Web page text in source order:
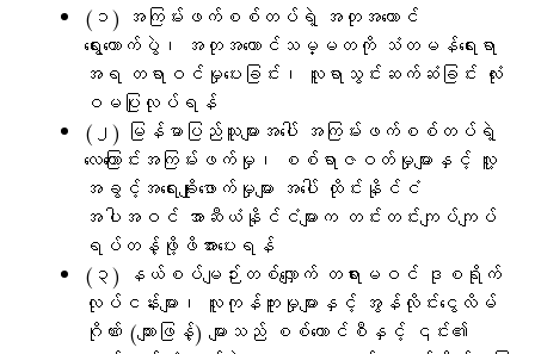
(၁) အကြမ်းဖက်စစ်တပ်ရဲ့ အတုအယောင်
ရွေးကောက်ပွဲ၊ အတုအယောင်သမ္မတကို သံတမန်ရေးရာ
အရ တရာဝင်မှုပေးခြင်း၊ လူရာသွင်းဆက်ဆံခြင်း လုံး
ဝမပြုလုပ်ရန်
(၂) မြန်မာပြည်သူများအပေါ် အကြမ်းဖက်စစ်တပ်ရဲ့
လေကြောင်းအကြမ်းဖက်မှု၊ စစ်ရာဇဝတ်မှုများနှင့် လူ့
အခွင့်အရေးချိုးဖောက်မှုများ အပေါ် ထိုင်းနိုင်ငံ
အပါအဝင် အာဆီယံနိုင်ငံများက တင်းတင်းကျပ်ကျပ်
ရပ်တန့်ဖို့ဖိအားပေးရန်
(၃) နယ်စပ်မျဉ်းတစ်လျှောက် တရားမဝင် ဒုစရိုက်
လုပ်ငန်းများ၊ လူကုန်ကူးမှုများနှင့် အွန်လိုင်းငွေလိမ်
ဂိုဏ်း (ကျားဖြန့်) များသည် စစ်ကောင်စီနှင့် ၎င်း၏